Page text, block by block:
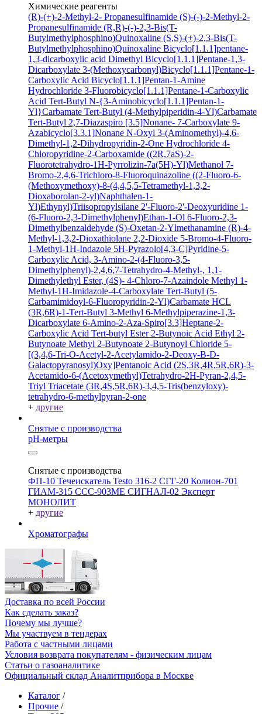
Химические реагенты
(R)-(+)-2-Methyl-2- Propanesulfinamide (S)-(-)-2-Methyl-2-
Propanesulfinamide (R,R)-(-)-2,3-Bis(T-
Butylmethylphosphino)Quinoxaline (S,S)-(+)-2,3-Bis(T-
Butylmethylphosphino)Quinoxaline Bicyclo[1.1.1]pentane-
1,3-dicarboxylic acid Dimethyl Bicyclo[1.1.1]Pentane-1,3-
Dicarboxylate 3-(Methoxycarbonyl)Bicyclo[1.1.1]Pentane-1-
Carboxylic Acid Bicyclo[1.1.1]Pentan-1-Amine
Hydrochloride 3-Fluorobicyclo[1.1.1]Pentane-1-Carboxylic
Acid Tert-Butyl N-{3-Aminobicyclo[1.1.1]Pentan-1-
Yl}Carbamate Tert-Butyl (4-Methylpiperidin-4-Yl)Carbamate
Tert-Butyl 2,7-Diazaspiro [3.5]Nonane- 7-Carboxylate 9-
Azabicyclo[3.3.1]Nonane N-Oxyl 3-(Aminomethyl)-4,6-
Dimethyl-1,2-Dihydropyridin-2-One Hydrochloride 4-
Chloropyridine-2-Carboxamide ((2R,7aS)-2-
Fluorotetrahydro-1H-Pyrrolizin-7a(5H)-Yl)Methanol 7-
Bromo-2,4,6-Trichloro-8-Fluoroquinazoline ((2-Fluoro-6-
(Methoxymethoxy)-8-(4,4,5,5-Tetramethyl-1,3,2-
Dioxaborolan-2-yl)Naphthalen-1-
Yl)Ethynyl)Triisopropylsilane 2'-Fluoro-2'-Deoxyuridine 1-
(6-Fluoro-2,3-Dimethylphenyl)Ethan-1-Ol 6-Fluoro-2,3-
Dimethylbenzaldehyde (S)-Oxetan-2-Ylmethanamine (R)-4-
Methyl-1,3,2-Dioxathiolane 2,2-Dioxide 5-Bromo-4-Fluoro-
1-Methyl-1H-Indazole 5H-Pyrazolo[4,3-C]Pyridine-5-
Carboxylic Acid, 3-Amino-2-(4-Fluoro-3,5-
Dimethylphenyl)-2,4,6,7-Tetrahydro-4-Methyl-, 1,1-
Dimethylethyl Ester, (4S)- 4-Chloro-7-Azaindole Methyl 1-
Methyl-1H-Imidazole-4-Carboxylate Tert-Butyl (5-
Carbamimidoyl-6-Fluoropyridin-2-Yl)Carbamate HCL
(3R,6R)-1-Tert-Butyl 3-Methyl 6-Methylpiperazine-1,3-
Dicarboxylate 6-Amino-2-Aza-Spiro[3.3]Heptane-2-
Carboxylic Acid Tert-butyl Ester 2-Butynoic Acid Ethyl 2-
Butynoate Methyl 2-Butynoate 2-Butynoyl Chloride 5-
[(3,4,6-Tri-O-Acetyl-2-Acetylamido-2-Deoxy-B-D-
Galactopyranosyl)Oxy]Pentanoic Acid (2S,3R,4R,5R,6R)-3-
Acetamido-6-(Acetoxymethyl)Tetrahydro-2H-Pyran-2,4,5-
Triyl Triacetate (3R,4S,5R,6R)-3,4,5-Tris(benzyloxy)-
tetrahydro-6-methylpyran-2-one
+ другие
Снятые с производства
pH-метры
Снятые с производства
ФП-10 Течеискатель Testo 316-2 СГГ-20 Колион-701
ГИАМ-315 ССС-903МЕ СИГНАЛ-02 Эксперт
МОНОЛИТ
+ другие
Хроматографы
Доставка по всей России
Как сделать заказ?
Почему мы лучше?
Мы участвуем в тендерах
Работа с частными лицами
Условия возврата покупателям - физическим лицам
Статьи о газоаналитике
Официальный склад Аналитприбора в Москве
Каталог /
Прочие /